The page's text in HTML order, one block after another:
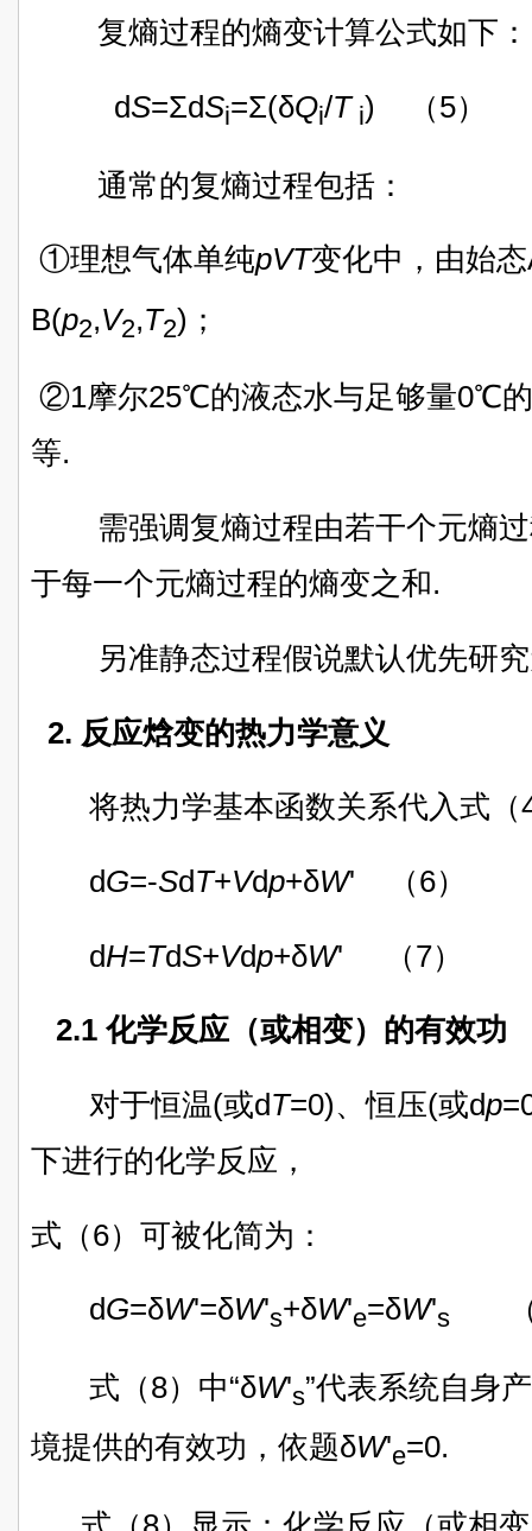
复熵过程的熵变计算公式如下：
dS=ΣdSi=Σ(δQi/T i) （5）
通常的复熵过程包括：
①理想气体单纯pVT变化中，由始
B(p2,V2,T2)；
②1摩尔25℃的液态水与足够量0℃
等.
需强调复熵过程由若干个元熵过
于每一个元熵过程的熵变之和.
另准静态过程假说默认优先研究
2. 反应焓变的热力学意义
将热力学基本函数关系代入式（
dG=-SdT+Vdp+δW' （6）
dH=TdS+Vdp+δW' （7）
2.1 化学反应（或相变）的有效功
对于恒温(或dT=0)、恒压(或dp
下进行的化学反应，
式（6）可被化简为：
dG=δW'=δW's+δW'e=δW's （
式（8）中“δW's”代表系统自身
境提供的有效功，依题δW'e=0.